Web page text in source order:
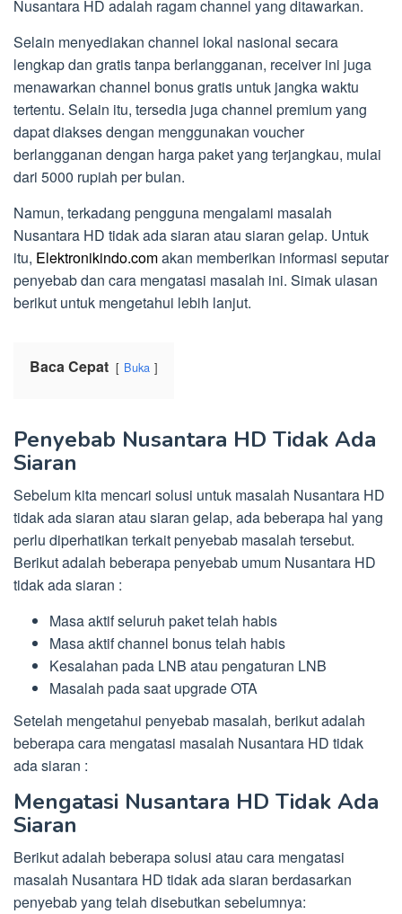
Nusantara HD adalah ragam channel yang ditawarkan.
Selain menyediakan channel lokal nasional secara
lengkap dan gratis tanpa berlangganan, receiver ini juga
menawarkan channel bonus gratis untuk jangka waktu
tertentu. Selain itu, tersedia juga channel premium yang
dapat diakses dengan menggunakan voucher
berlangganan dengan harga paket yang terjangkau, mulai
dari 5000 rupiah per bulan.
Namun, terkadang pengguna mengalami masalah
Nusantara HD tidak ada siaran atau siaran gelap. Untuk
itu, Elektronikindo.comakan memberikan informasi seputar
penyebab dan cara mengatasi masalah ini. Simak ulasan
berikut untuk mengetahui lebih lanjut.
Baca Cepat Buka
Penyebab Nusantara HD Tidak Ada
Siaran
Sebelum kita mencari solusi untuk masalah Nusantara HD
tidak ada siaran atau siaran gelap, ada beberapa hal yang
perlu diperhatikan terkait penyebab masalah tersebut.
Berikut adalah beberapa penyebab umum Nusantara HD
tidak ada siaran :
Masa aktif seluruh paket telah habis
Masa aktif channel bonus telah habis
Kesalahan pada LNB atau pengaturan LNB
Masalah pada saat upgrade OTA
Setelah mengetahui penyebab masalah, berikut adalah
beberapa cara mengatasi masalah Nusantara HD tidak
ada siaran :
Mengatasi Nusantara HD Tidak Ada
Siaran
Berikut adalah beberapa solusi atau cara mengatasi
masalah Nusantara HD tidak ada siaran berdasarkan
penyebab yang telah disebutkan sebelumnya: